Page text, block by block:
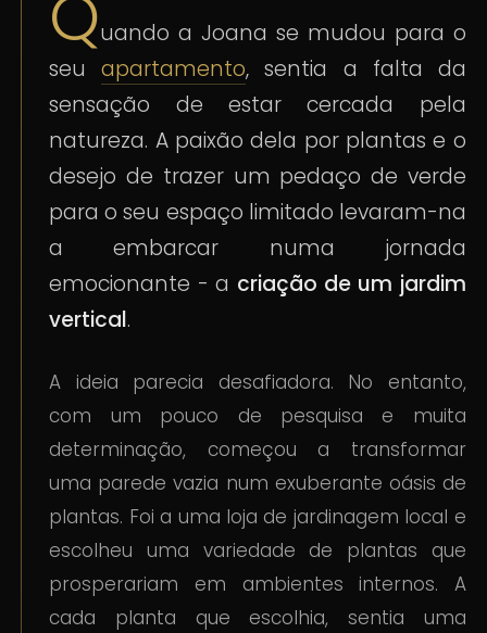
uando a Joana se mudou para o
seuapartamento, sentia a falta da
sensação de estar cercada pela
natureza. A paixão dela por plantas e o
desejo de trazer um pedaço de verde
para o seu espaço limitado levaram-na
a embarcar numa jornada
emocionante - a criação de um jardim
vertical.
A ideia parecia desafiadora. No entanto,
com um pouco de pesquisa e muita
determinação, começou a transformar
uma parede vazia num exuberante oásis de
plantas. Foi a uma loja de jardinagem local e
escolheu uma variedade de plantas que
prosperariam em ambientes internos. A
cada planta que escolhia, sentia uma